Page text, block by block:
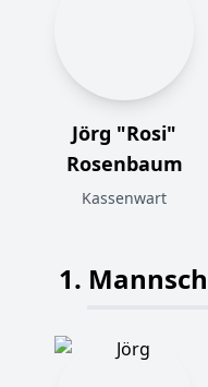
Jörg "Rosi"
Rosenbaum
Kassenwart
1.